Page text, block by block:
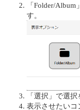
「Folder/
す。
「選択」で選択
表示させたいコ